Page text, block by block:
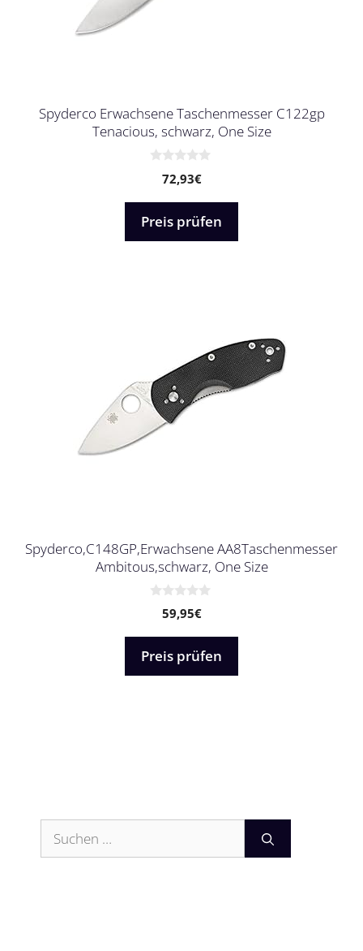
Spyderco Erwachsene Taschenmesser C122gp
Tenacious, schwarz, One Size
n
5
72,93€
Preis prüfen
Spyderco,C148GP,Erwachsene AA8Taschenmesser
Ambitous,schwarz, One Size
n
5
59,95€
Preis prüfen
Suchen
nach: